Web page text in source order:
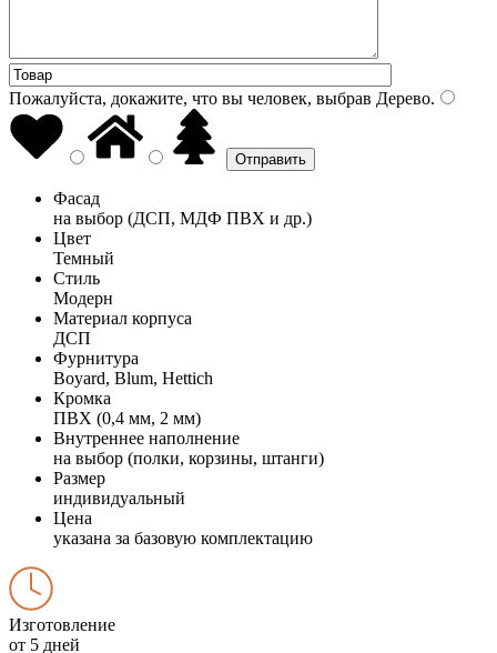
Пожалуйста, докажите, что вы человек, выбрав Дерево.
Фасад
на выбор (ДСП, МДФ ПВХ и др.)
Цвет
Темный
Стиль
Модерн
Материал корпуса
ДСП
Фурнитура
Boyard, Blum, Hettich
Кромка
ПВХ (0,4 мм, 2 мм)
Внутреннее наполнение
на выбор (полки, корзины, штанги)
Размер
индивидуальный
Цена
указана за базовую комплектацию
Изготовление
от 5 дней